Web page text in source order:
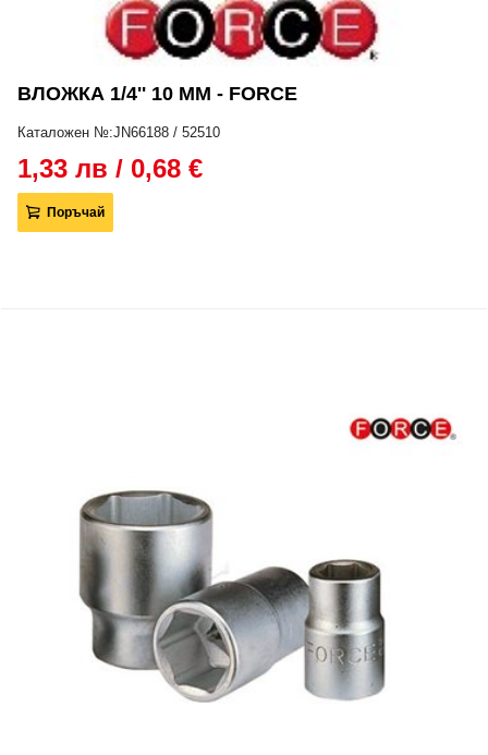
ВЛОЖКА 1/4'' 10 ММ - FORCE
Каталожен №:JN66188 / 52510
1,33 лв / 0,68 €
Поръчай